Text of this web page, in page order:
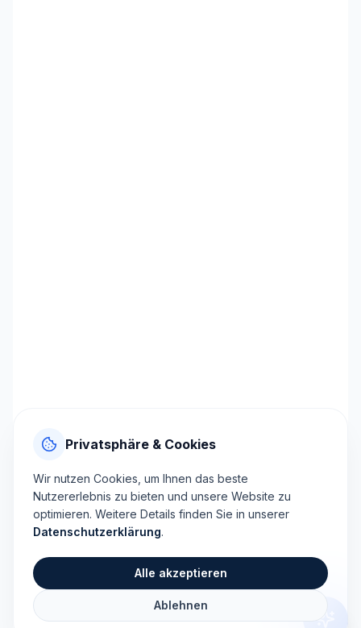
Privatsphäre & Cookies
Wir nutzen Cookies, um Ihnen das beste
Nutzererlebnis zu bieten und unsere Website zu
optimieren. Weitere Details finden Sie in unserer
Datenschutzerklärung.
Alle akzeptieren
Ablehnen